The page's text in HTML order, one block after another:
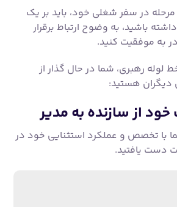
در سفر شغلی خود، باید بر یک
باشید، به وضوح ارتباط برقرار
به موفقیت کنید.
لوله رهبری، شما در حال گذار از
دیگران هستید:
از سازنده به مدیر
با تخصص و عملکرد استثنایی خود در
دست یافتید.